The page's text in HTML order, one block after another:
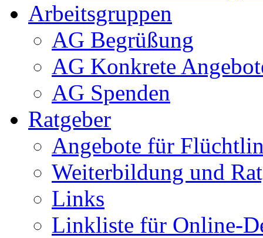
Arbeitsgruppen
AG Begrüßung
AG Konkrete
AG Spenden
Ratgeber
Angebote für
Weiterbildung und
Links
Linkliste für Online-